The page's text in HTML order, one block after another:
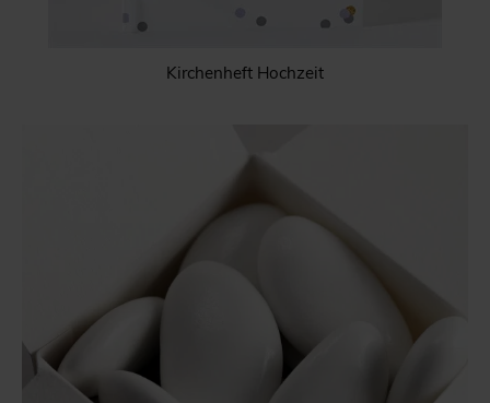
Kirchenheft Hochzeit